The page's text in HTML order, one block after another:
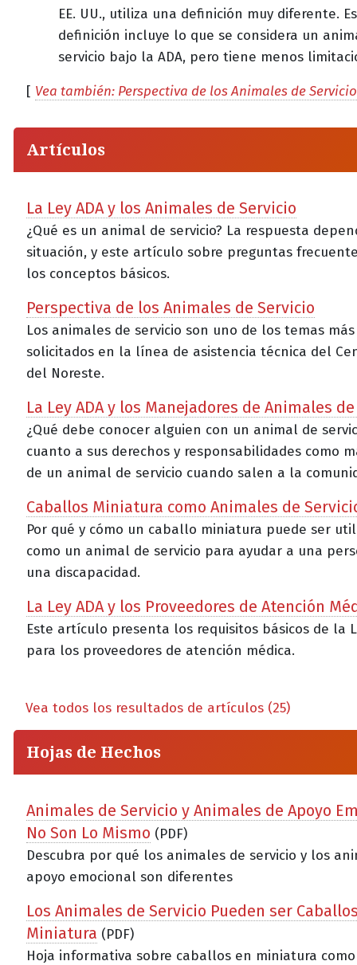
EE. UU., utiliza una definición muy diferente.
definición incluye lo que se considera un
servicio bajo la ADA, pero tiene menos
[ Vea también: Perspectiva de los Animales de Servicio
Artículos
La Ley ADA y los Animales de Servicio
¿Qué es un animal de servicio? La respuesta
situación, y este artículo sobre preguntas
los conceptos básicos.
Perspectiva de los Animales de Servicio
Los animales de servicio son uno de los temas más
solicitados en la línea de asistencia técnica del
del Noreste.
La Ley ADA y los Manejadores de Animales
¿Qué debe conocer alguien con un animal de
cuanto a sus derechos y responsabilidades como
de un animal de servicio cuando salen a la
Caballos Miniatura como Animales de
Por qué y cómo un caballo miniatura puede ser
como un animal de servicio para ayudar a una
una discapacidad.
La Ley ADA y los Proveedores de Atención
Este artículo presenta los requisitos básicos de la
para los proveedores de atención médica.
Vea todos los resultados de artículos (25)
Hojas de Hechos
Animales de Servicio y Animales de Apoyo
No Son Lo Mismo (PDF)
Descubra por qué los animales de servicio y los
apoyo emocional son diferentes
Los Animales de Servicio Pueden ser
Miniatura (PDF)
Hoja informativa sobre caballos en miniatura